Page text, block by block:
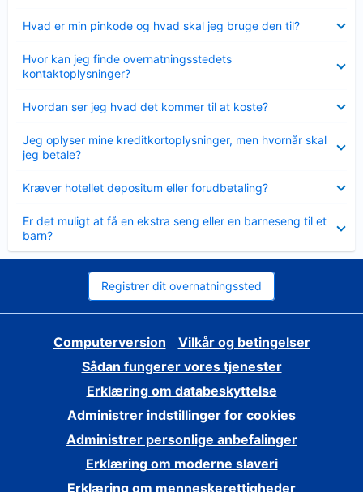
Hvad er min pinkode og hvad skal jeg bruge den til?
Hvor kan jeg finde overnatningsstedets
kontaktoplysninger?
Hvordan ser jeg hvad det kommer til at koste?
Jeg oplyser mine kreditkortoplysninger, men hvornår skal
jeg betale?
Kræver hotellet depositum eller forudbetaling?
Er det muligt at få en ekstra seng eller en barneseng til et
barn?
Registrer dit overnatningssted
Computerversion
Vilkår og betingelser
Sådan fungerer vores tjenester
Erklæring om databeskyttelse
Administrer indstillinger for cookies
Administrer personlige anbefalinger
Erklæring om moderne slaveri
Erklæring om menneskerettigheder